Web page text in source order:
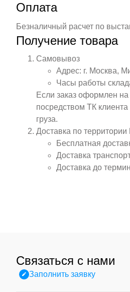
Оплата
Безналичный расчет по
Получение товара
Самовывоз
Адрес: г. Москва,
Часы работы
Если заказ оформлен на
посредством ТК
груза.
Доставка по
Бесплатная
Доставка
Доставка до
Связаться с нами
Заполнить заявку